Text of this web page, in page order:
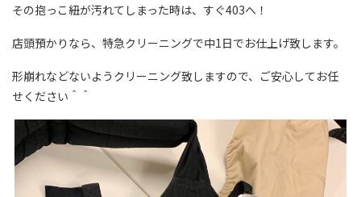
その抱っこ紐が汚れてしまった時は、すぐ403へ！
店頭預かりなら、特急クリーニングで中1日でお仕上げ致します。
形崩れなどないようクリーニング致しますので、ご安心してお任
せください＾＾